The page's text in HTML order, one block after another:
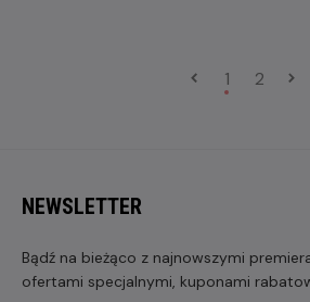
1 2
NEWSLETTER
Bądź na bieżąco z najnowszymi
ofertami specjalnymi, kuponami